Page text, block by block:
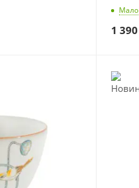
Мало
1 390